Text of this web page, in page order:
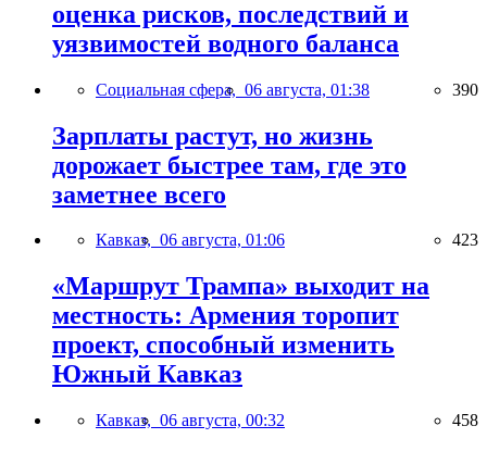
оценка рисков, последствий и
уязвимостей водного баланса
Социальная сфера, 06 августа, 01:38 390
Зарплаты растут, но жизнь
дорожает быстрее там, где это
заметнее всего
Кавказ, 06 августа, 01:06 423
«Маршрут Трампа» выходит на
местность: Армения торопит
проект, способный изменить
Южный Кавказ
Кавказ, 06 августа, 00:32 458